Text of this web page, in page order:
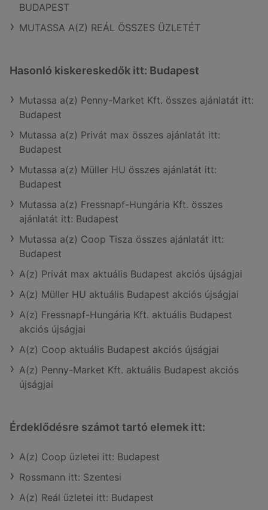
BUDAPEST
MUTASSA A(Z) REÁL ÖSSZES ÜZLETÉT
Hasonló kiskereskedők itt: Budapest
Mutassa a(z) Penny-Market Kft. összes ajánlatát itt:
Budapest
Mutassa a(z) Privát max összes ajánlatát itt:
Budapest
Mutassa a(z) Müller HU összes ajánlatát itt:
Budapest
Mutassa a(z) Fressnapf-Hungária Kft. összes
ajánlatát itt: Budapest
Mutassa a(z) Coop Tisza összes ajánlatát itt:
Budapest
A(z) Privát max aktuális Budapest akciós újságjai
A(z) Müller HU aktuális Budapest akciós újságjai
A(z) Fressnapf-Hungária Kft. aktuális Budapest
akciós újságjai
A(z) Coop aktuális Budapest akciós újságjai
A(z) Penny-Market Kft. aktuális Budapest akciós
újságjai
Érdeklődésre számot tartó elemek itt:
A(z) Coop üzletei itt: Budapest
Rossmann itt: Szentesi
A(z) Reál üzletei itt: Budapest